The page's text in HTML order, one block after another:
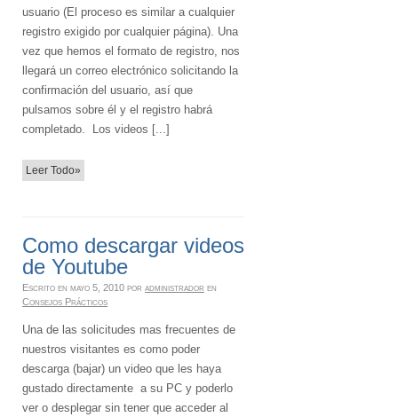
usuario (El proceso es similar a cualquier
registro exigido por cualquier página). Una
vez que hemos el formato de registro, nos
llegará un correo electrónico solicitando la
confirmación del usuario, así que
pulsamos sobre él y el registro habrá
completado. Los videos [...]
Leer Todo»
Como descargar videos
de Youtube
Escrito en mayo 5, 2010 por administrador en
Consejos Prácticos
Una de las solicitudes mas frecuentes de
nuestros visitantes es como poder
descarga (bajar) un video que les haya
gustado directamente a su PC y poderlo
ver o desplegar sin tener que acceder al